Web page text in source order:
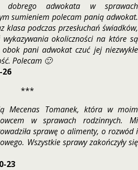
dobrego adwokata w sprawach
sumieniem polecam panią adwokat.
klasa podczas przesłuchań świadków,
okoliczności na które są
obok pani adwokat czuć jej niezwykłe
Polecam 🙂
26
***
Mecenas Tomanek, która w moim
w sprawach rodzinnych. Mi
sprawę o alimenty, o rozwód i
Wszystkie sprawy zakończyły się
23